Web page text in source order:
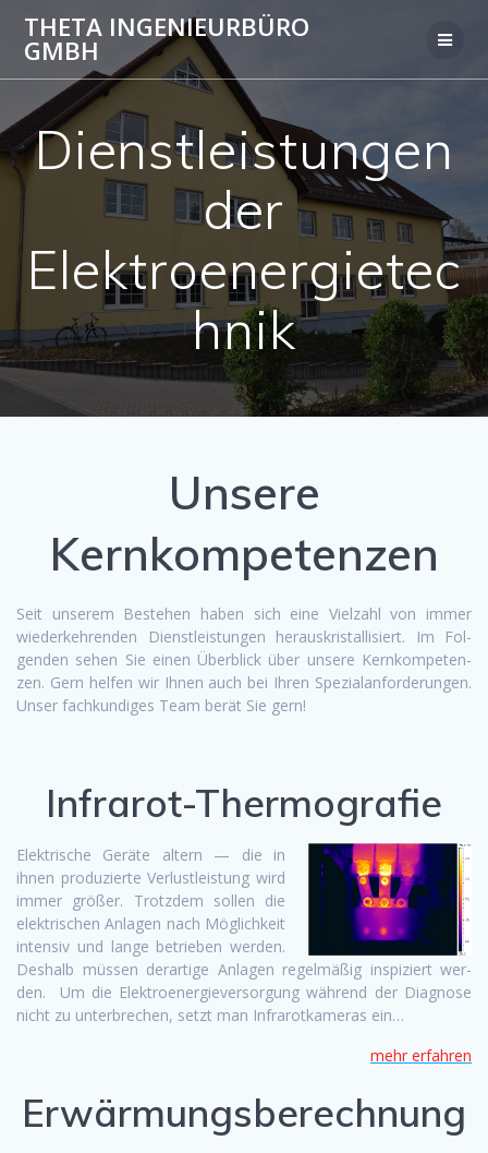
Zum
Inhalt
THETA INGENIEURBÜRO
GMBH
Dienstleistungen
der
Elektroenergietec
hnik
Unsere
Kernkompetenzen
Seit unserem Beste­hen haben sich eine Vielzahl von immer
wiederkehren­den Dien­stleis­tun­gen her­auskristallisiert. Im Fol­
gen­den sehen Sie einen Überblick über unsere Kernkom­pe­ten­
zen. Gern helfen wir Ihnen auch bei Ihren Spezialan­forderun­gen.
Unser fachkundi­ges Team berät Sie gern!
Infrarot-Thermografie
Elek­trische Geräte altern — die in
ihnen pro­duzierte Ver­lustleis­tung wird
immer größer. Trotz­dem sollen die
elek­trischen Anla­gen nach Möglichkeit
inten­siv und lange betrieben wer­den.
Deshalb müssen der­ar­tige Anla­gen regelmäßig inspiziert wer­
den. Um die Elek­troen­ergiev­er­sorgung während der Diag­nose
nicht zu unter­brechen, set­zt man Infrarotkam­eras ein…
mehr erfahren
Erwärmungsberechnung